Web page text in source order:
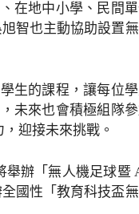
在地中小學、民間
智也主動協助設置
生的課程，讓每位
未來也會積極組隊
迎接未來挑戰。
舉辦「無人機足球暨
國性「教育科技盃